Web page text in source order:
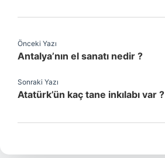
Önceki Yazı
Antalya’nın el sanatı nedir ?
Sonraki Yazı
Atatürk’ün kaç tane inkılabı var ?